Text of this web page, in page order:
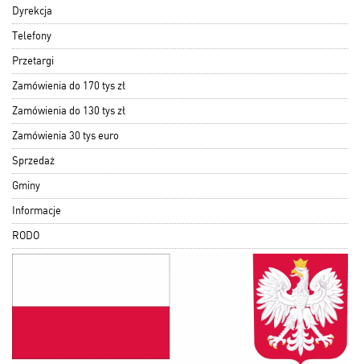
Dyrekcja
Telefony
Przetargi
Zamówienia do 170 tys zł
Zamówienia do 130 tys zł
Zamówienia 30 tys euro
Sprzedaż
Gminy
Informacje
RODO